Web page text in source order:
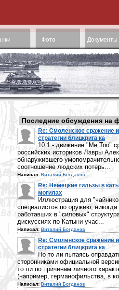
Фото Документы
Последние обсуждения на
Re: Смоленское сражение
стратегии блицкрига ка
10:1 - движение "Me Too"
российских историков Лавры
обнаружившего
соотношение людских потерь...
Написал: Виталий Богданов
Re: Немецкие гильзы в
могилах
Иллюстрация для
специалистов по оружию, никогда
работавших в "силовых"
дискуссиях по Катыни учас...
Написал: Виталий Богданов
Re: Смоленское сражение
стратегии блицкрига ка
Но то ли пытаясь
сторонниками официальной
то ли по причинам личного
(например, германофильства, в
Написал: Виталий Богданов